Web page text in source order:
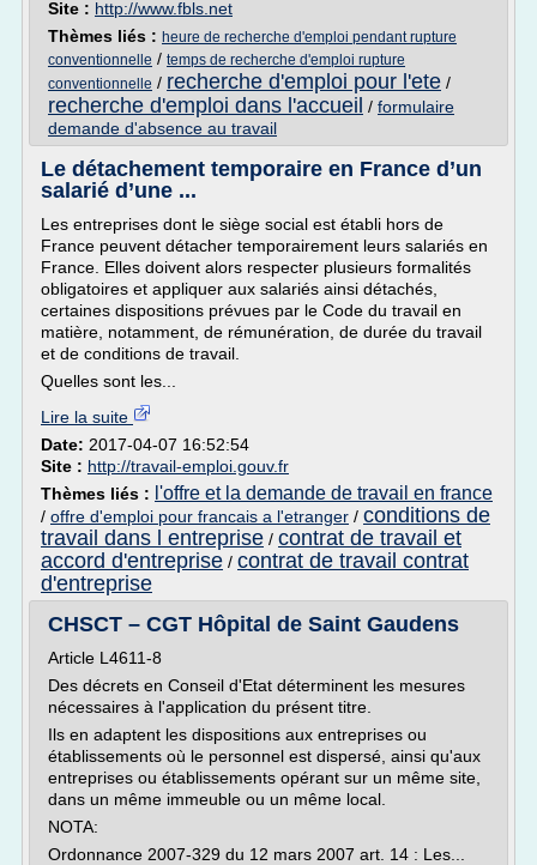
Site : http://www.fbls.net
Thèmes liés : heure de recherche d'emploi pendant rupture
conventionnelle / temps de recherche d'emploi rupture
conventionnelle / recherche d'emploi pour l'ete /
recherche d'emploi dans l'accueil / formulaire
demande d'absence au travail
Le détachement temporaire en France d’un
salarié d’une ...
Les entreprises dont le siège social est établi hors de
France peuvent détacher temporairement leurs salariés en
France. Elles doivent alors respecter plusieurs formalités
obligatoires et appliquer aux salariés ainsi détachés,
certaines dispositions prévues par le Code du travail en
matière, notamment, de rémunération, de durée du travail
et de conditions de travail.
Quelles sont les...
Lire la suite
Date: 2017-04-07 16:52:54
Site : http://travail-emploi.gouv.fr
Thèmes liés : l'offre et la demande de travail en france
/ offre d'emploi pour francais a l'etranger / conditions de
travail dans l entreprise / contrat de travail et
accord d'entreprise / contrat de travail contrat
d'entreprise
CHSCT – CGT Hôpital de Saint Gaudens
Article L4611-8
Des décrets en Conseil d'Etat déterminent les mesures
nécessaires à l'application du présent titre.
Ils en adaptent les dispositions aux entreprises ou
établissements où le personnel est dispersé, ainsi qu'aux
entreprises ou établissements opérant sur un même site,
dans un même immeuble ou un même local.
NOTA:
Ordonnance 2007-329 du 12 mars 2007 art. 14 : Les...